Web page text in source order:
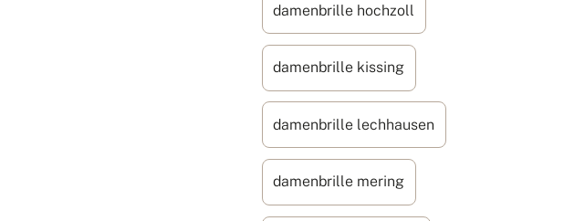
damenbrille hochzoll
damenbrille kissing
damenbrille lechhausen
damenbrille mering